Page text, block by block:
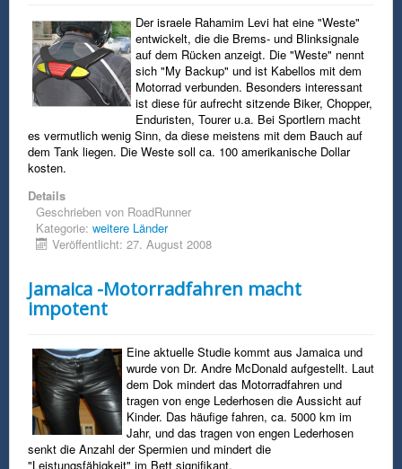
Der israele Rahamim Levi hat eine "Weste"
entwickelt, die die Brems- und Blinksignale
auf dem Rücken anzeigt. Die "Weste" nennt
sich "My Backup" und ist Kabellos mit dem
Motorrad verbunden. Besonders interessant
ist diese für aufrecht sitzende Biker, Chopper,
Enduristen, Tourer u.a. Bei Sportlern macht
es vermutlich wenig Sinn, da diese meistens mit dem Bauch auf
dem Tank liegen. Die Weste soll ca. 100 amerikanische Dollar
kosten.
Details
Geschrieben von RoadRunner
Kategorie: weitere Länder
Veröffentlicht: 27. August 2008
Jamaica -Motorradfahren macht
impotent
Eine aktuelle Studie kommt aus Jamaica und
wurde von Dr. Andre McDonald aufgestellt. Laut
dem Dok mindert das Motorradfahren und
tragen von enge Lederhosen die Aussicht auf
Kinder. Das häufige fahren, ca. 5000 km im
Jahr, und das tragen von engen Lederhosen
senkt die Anzahl der Spermien und mindert die
"Leistungsfähigkeit" im Bett signifikant.